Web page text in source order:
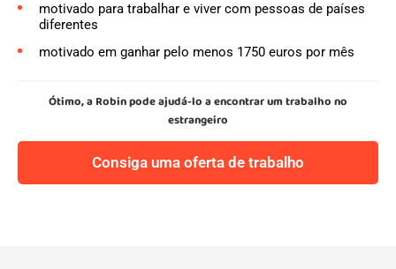
motivado para trabalhar e viver com pessoas de países
diferentes
motivado em ganhar pelo menos 1750 euros por mês
Ótimo, a Robin pode ajudá-lo a encontrar um trabalho no
estrangeiro
Consiga uma oferta de trabalho